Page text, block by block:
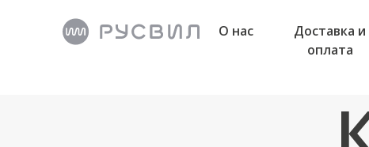
О нас
Доставка и
оплата